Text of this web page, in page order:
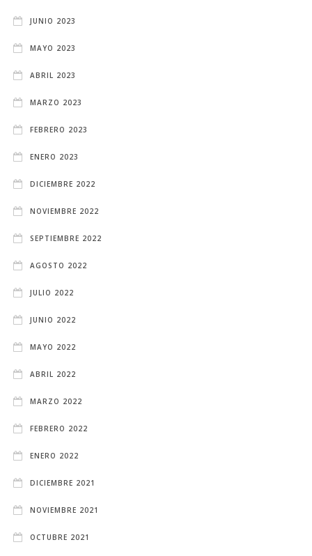
JUNIO 2023
MAYO 2023
ABRIL 2023
MARZO 2023
FEBRERO 2023
ENERO 2023
DICIEMBRE 2022
NOVIEMBRE 2022
SEPTIEMBRE 2022
AGOSTO 2022
JULIO 2022
JUNIO 2022
MAYO 2022
ABRIL 2022
MARZO 2022
FEBRERO 2022
ENERO 2022
DICIEMBRE 2021
NOVIEMBRE 2021
OCTUBRE 2021